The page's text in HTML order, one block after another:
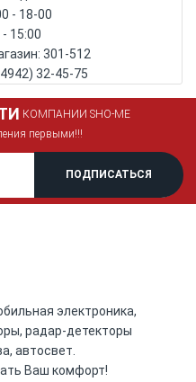
- 18-00
- 15:00
301-512
32-45-75
КОМПАНИИ SHO-ME
первыми!!!
электроника,
радар-детекторы
автосвет.
Ваш комфорт!